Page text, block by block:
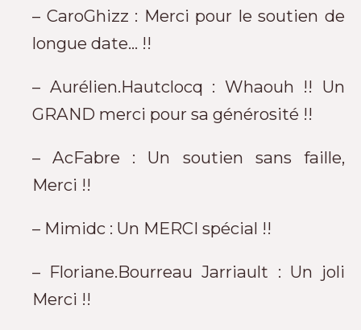
– CaroGhizz : Merci pour le soutien de
longue date… !!
– Aurélien.Hautclocq : Whaouh !! Un
GRAND merci pour sa générosité !!
– AcFabre : Un soutien sans faille,
Merci !!
– Mimidc : Un MERCI spécial !!
– Floriane.Bourreau Jarriault : Un joli
Merci !!